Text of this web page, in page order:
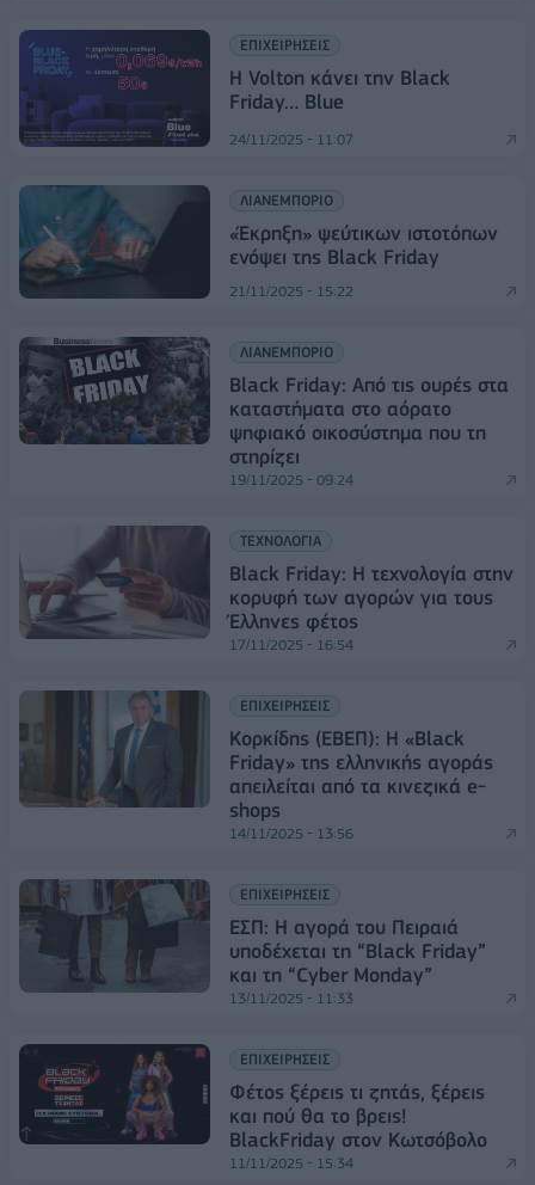
ΕΠΙΧΕΙΡΗΣΕΙΣ
H Volton κάνει την Black
Friday… Blue
24/11/2025 - 11:07
ΛΙΑΝΕΜΠΟΡΙΟ
«Έκρηξη» ψεύτικων ιστοτόπων
ενόψει της Black Friday
21/11/2025 - 15:22
ΛΙΑΝΕΜΠΟΡΙΟ
Black Friday: Από τις ουρές στα
καταστήματα στο αόρατο
ψηφιακό οικοσύστημα που τη
στηρίζει
19/11/2025 - 09:24
ΤΕΧΝΟΛΟΓΙΑ
Black Friday: Η τεχνολογία στην
κορυφή των αγορών για τους
Έλληνες φέτος
17/11/2025 - 16:54
ΕΠΙΧΕΙΡΗΣΕΙΣ
Κορκίδης (ΕΒΕΠ): Η «Black
Friday» της ελληνικής αγοράς
απειλείται από τα κινεζικά e-
shops
14/11/2025 - 13:56
ΕΠΙΧΕΙΡΗΣΕΙΣ
ΕΣΠ: Η αγορά του Πειραιά
υποδέχεται τη “Black Friday”
και τη “Cyber Monday”
13/11/2025 - 11:33
ΕΠΙΧΕΙΡΗΣΕΙΣ
Φέτος ξέρεις τι ζητάς, ξέρεις
και πού θα το βρεις!
BlackFriday στον Κωτσόβολο
11/11/2025 - 15:34